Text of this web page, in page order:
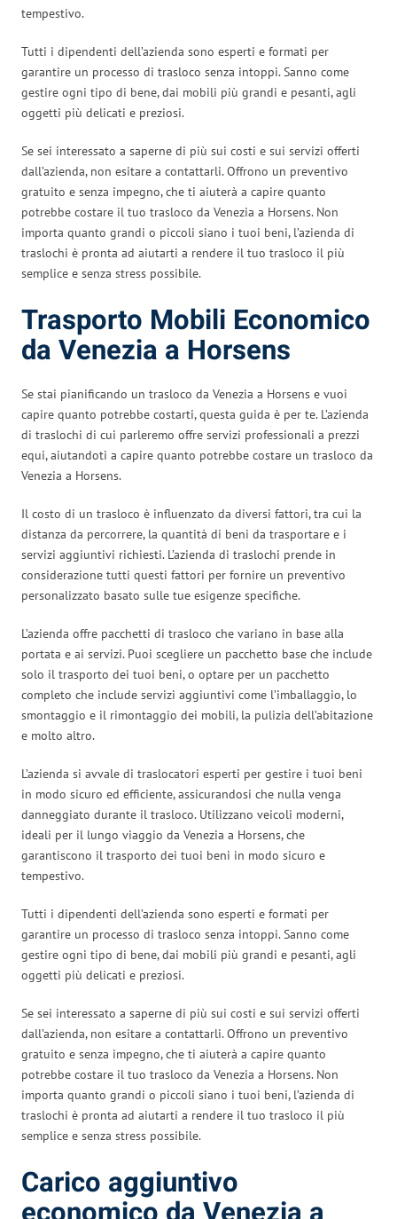
tempestivo.
Tutti i dipendenti dell’azienda sono esperti e formati per
garantire un processo di trasloco senza intoppi. Sanno come
gestire ogni tipo di bene, dai mobili più grandi e pesanti, agli
oggetti più delicati e preziosi.
Se sei interessato a saperne di più sui costi e sui servizi offerti
dall’azienda, non esitare a contattarli. Offrono un preventivo
gratuito e senza impegno, che ti aiuterà a capire quanto
potrebbe costare il tuo trasloco da Venezia a Horsens. Non
importa quanto grandi o piccoli siano i tuoi beni, l’azienda di
traslochi è pronta ad aiutarti a rendere il tuo trasloco il più
semplice e senza stress possibile.
Trasporto Mobili Economico
da Venezia a Horsens
Se stai pianificando un trasloco da Venezia a Horsens e vuoi
capire quanto potrebbe costarti, questa guida è per te. L’azienda
di traslochi di cui parleremo offre servizi professionali a prezzi
equi, aiutandoti a capire quanto potrebbe costare un trasloco da
Venezia a Horsens.
Il costo di un trasloco è influenzato da diversi fattori, tra cui la
distanza da percorrere, la quantità di beni da trasportare e i
servizi aggiuntivi richiesti. L’azienda di traslochi prende in
considerazione tutti questi fattori per fornire un preventivo
personalizzato basato sulle tue esigenze specifiche.
L’azienda offre pacchetti di trasloco che variano in base alla
portata e ai servizi. Puoi scegliere un pacchetto base che include
solo il trasporto dei tuoi beni, o optare per un pacchetto
completo che include servizi aggiuntivi come l’imballaggio, lo
smontaggio e il rimontaggio dei mobili, la pulizia dell’abitazione
e molto altro.
L’azienda si avvale di traslocatori esperti per gestire i tuoi beni
in modo sicuro ed efficiente, assicurandosi che nulla venga
danneggiato durante il trasloco. Utilizzano veicoli moderni,
ideali per il lungo viaggio da Venezia a Horsens, che
garantiscono il trasporto dei tuoi beni in modo sicuro e
tempestivo.
Tutti i dipendenti dell’azienda sono esperti e formati per
garantire un processo di trasloco senza intoppi. Sanno come
gestire ogni tipo di bene, dai mobili più grandi e pesanti, agli
oggetti più delicati e preziosi.
Se sei interessato a saperne di più sui costi e sui servizi offerti
dall’azienda, non esitare a contattarli. Offrono un preventivo
gratuito e senza impegno, che ti aiuterà a capire quanto
potrebbe costare il tuo trasloco da Venezia a Horsens. Non
importa quanto grandi o piccoli siano i tuoi beni, l’azienda di
traslochi è pronta ad aiutarti a rendere il tuo trasloco il più
semplice e senza stress possibile.
Carico aggiuntivo